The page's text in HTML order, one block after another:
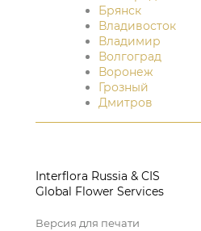
Брянск
Владивосток
Владимир
Волгоград
Воронеж
Грозный
Дмитров
Interflora Russia & CIS
Global Flower Services
Версия для печати